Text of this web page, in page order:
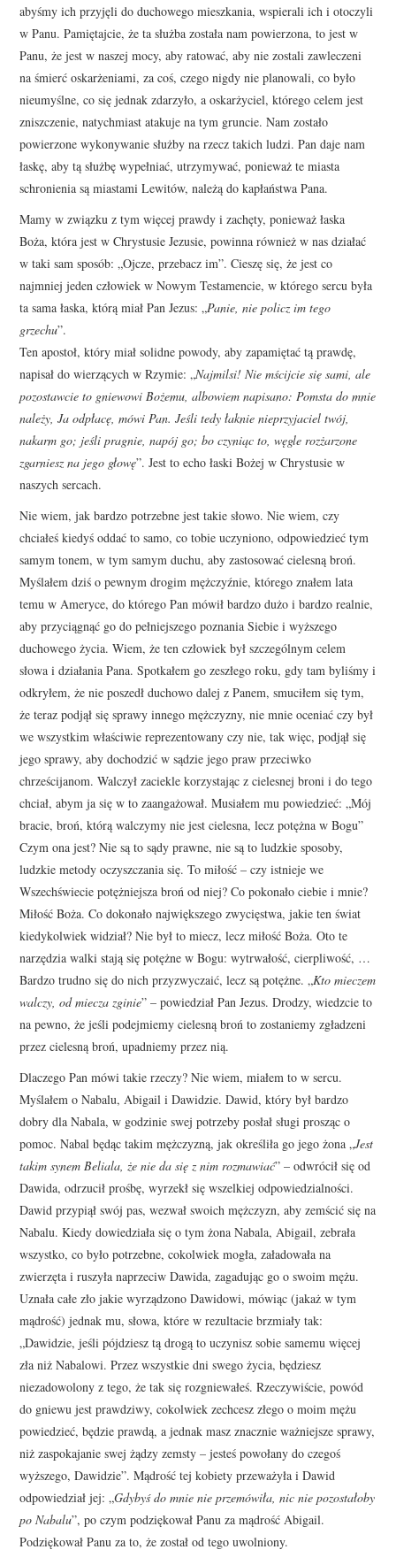
abyśmy ich przyjęli do duchowego mieszkania, wspierali ich i otoczyli
w Panu. Pamiętajcie, że ta służba została nam powierzona, to jest w
Panu, że jest w naszej mocy, aby ratować, aby nie zostali zawleczeni
na śmierć oskarżeniami, za coś, czego nigdy nie planowali, co było
nieumyślne, co się jednak zdarzyło, a oskarżyciel, którego celem jest
zniszczenie, natychmiast atakuje na tym gruncie. Nam zostało
powierzone wykonywanie służby na rzecz takich ludzi. Pan daje nam
łaskę, aby tą służbę wypełniać, utrzymywać, ponieważ te miasta
schronienia są miastami Lewitów, należą do kapłaństwa Pana.
Mamy w związku z tym więcej prawdy i zachęty, ponieważ łaska
Boża, która jest w Chrystusie Jezusie, powinna również w nas działać
w taki sam sposób: „Ojcze, przebacz im”. Cieszę się, że jest co
najmniej jeden człowiek w Nowym Testamencie, w którego sercu była
ta sama łaska, którą miał Pan Jezus: „Panie, nie policz im tego
grzechu”.
Ten apostoł, który miał solidne powody, aby zapamiętać tą prawdę,
napisał do wierzących w Rzymie: „Najmilsi! Nie mścijcie się sami, ale
pozostawcie to gniewowi Bożemu, albowiem napisano: Pomsta do mnie
należy, Ja odpłacę, mówi Pan. Jeśli tedy łaknie nieprzyjaciel twój,
nakarm go; jeśli pragnie, napój go; bo czyniąc to, węgle rozżarzone
zgarniesz na jego głowę”. Jest to echo łaski Bożej w Chrystusie w
naszych sercach.
Nie wiem, jak bardzo potrzebne jest takie słowo. Nie wiem, czy
chciałeś kiedyś oddać to samo, co tobie uczyniono, odpowiedzieć tym
samym tonem, w tym samym duchu, aby zastosować cielesną broń.
Myślałem dziś o pewnym drogim mężczyźnie, którego znałem lata
temu w Ameryce, do którego Pan mówił bardzo dużo i bardzo realnie,
aby przyciągnąć go do pełniejszego poznania Siebie i wyższego
duchowego życia. Wiem, że ten człowiek był szczególnym celem
słowa i działania Pana. Spotkałem go zeszłego roku, gdy tam byliśmy i
odkryłem, że nie poszedł duchowo dalej z Panem, smuciłem się tym,
że teraz podjął się sprawy innego mężczyzny, nie mnie oceniać czy był
we wszystkim właściwie reprezentowany czy nie, tak więc, podjął się
jego sprawy, aby dochodzić w sądzie jego praw przeciwko
chrześcijanom. Walczył zaciekle korzystając z cielesnej broni i do tego
chciał, abym ja się w to zaangażował. Musiałem mu powiedzieć: „Mój
bracie, broń, którą walczymy nie jest cielesna, lecz potężna w Bogu”
Czym ona jest? Nie są to sądy prawne, nie są to ludzkie sposoby,
ludzkie metody oczyszczania się. To miłość – czy istnieje we
Wszechświecie potężniejsza broń od niej? Co pokonało ciebie i mnie?
Miłość Boża. Co dokonało największego zwycięstwa, jakie ten świat
kiedykolwiek widział? Nie był to miecz, lecz miłość Boża. Oto te
narzędzia walki stają się potężne w Bogu: wytrwałość, cierpliwość, …
Bardzo trudno się do nich przyzwyczaić, lecz są potężne. „Kto mieczem
walczy, od miecza zginie” – powiedział Pan Jezus. Drodzy, wiedzcie to
na pewno, że jeśli podejmiemy cielesną broń to zostaniemy zgładzeni
przez cielesną broń, upadniemy przez nią.
Dlaczego Pan mówi takie rzeczy? Nie wiem, miałem to w sercu.
Myślałem o Nabalu, Abigail i Dawidzie. Dawid, który był bardzo
dobry dla Nabala, w godzinie swej potrzeby posłał sługi prosząc o
pomoc. Nabal będąc takim mężczyzną, jak określiła go jego żona „Jest
takim synem Beliala, że nie da się z nim rozmawiać” – odwrócił się od
Dawida, odrzucił prośbę, wyrzekł się wszelkiej odpowiedzialności.
Dawid przypiął swój pas, wezwał swoich mężczyzn, aby zemścić się na
Nabalu. Kiedy dowiedziała się o tym żona Nabala, Abigail, zebrała
wszystko, co było potrzebne, cokolwiek mogła, załadowała na
zwierzęta i ruszyła naprzeciw Dawida, zagadując go o swoim mężu.
Uznała całe zło jakie wyrządzono Dawidowi, mówiąc (jakaż w tym
mądrość) jednak mu, słowa, które w rezultacie brzmiały tak:
„Dawidzie, jeśli pójdziesz tą drogą to uczynisz sobie samemu więcej
zła niż Nabalowi. Przez wszystkie dni swego życia, będziesz
niezadowolony z tego, że tak się rozgniewałeś. Rzeczywiście, powód
do gniewu jest prawdziwy, cokolwiek zechcesz złego o moim mężu
powiedzieć, będzie prawdą, a jednak masz znacznie ważniejsze sprawy,
niż zaspokajanie swej żądzy zemsty – jesteś powołany do czegoś
wyższego, Dawidzie”. Mądrość tej kobiety przeważyła i Dawid
odpowiedział jej: „Gdybyś do mnie nie przemówiła, nic nie pozostałoby
po Nabalu”, po czym podziękował Panu za mądrość Abigail.
Podziękował Panu za to, że został od tego uwolniony.